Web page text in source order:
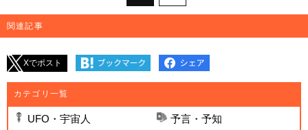
関連記事
Xでポスト
カテゴリ一覧
UFO・宇宙人
予言・予知